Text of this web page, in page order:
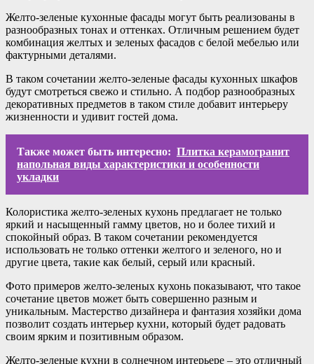
Желто-зеленые кухонные фасады могут быть реализованы в
разнообразных тонах и оттенках. Отличным решением будет
комбинация желтых и зеленых фасадов с белой мебелью или
фактурными деталями.
В таком сочетании желто-зеленые фасады кухонных шкафов
будут смотреться свежо и стильно. А подбор разнообразных
декоративных предметов в таком стиле добавит интерьеру
жизненности и удивит гостей дома.
Также может быть интересно: Плитка керамогранит
напольная виды характеристики и особенности
укладки
Колористика желто-зеленых кухонь предлагает не только
яркий и насыщенный гамму цветов, но и более тихий и
спокойный образ. В таком сочетании рекомендуется
использовать не только оттенки желтого и зеленого, но и
другие цвета, такие как белый, серый или красный.
Фото примеров желто-зеленых кухонь показывают, что такое
сочетание цветов может быть совершенно разным и
уникальным. Мастерство дизайнера и фантазия хозяйки дома
позволит создать интерьер кухни, который будет радовать
своим ярким и позитивным образом.
Желто-зеленые кухни в солнечном интерьере – это отличный